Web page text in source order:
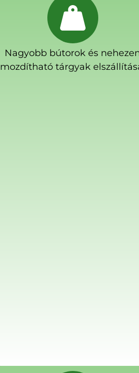
Nagyobb bútorok és
mozdítható tárgyak